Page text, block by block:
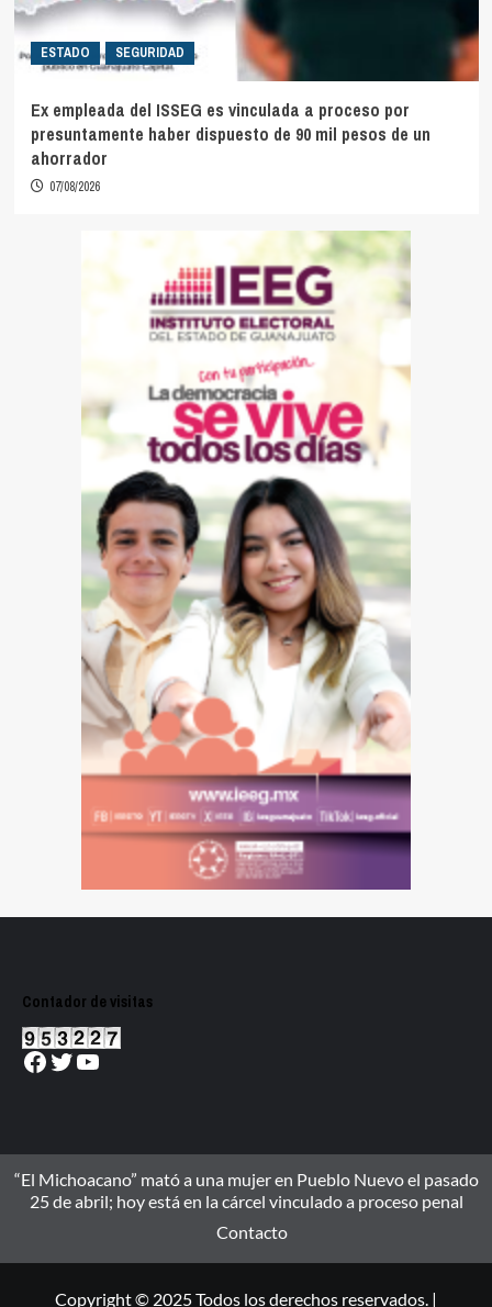
ESTADO SEGURIDAD
Ex empleada del ISSEG es vinculada a proceso por
presuntamente haber dispuesto de 90 mil pesos de un
ahorrador
07/08/2026
Contador de visitas
Facebook
Twitter
YouTube
“El Michoacano” mató a una mujer en Pueblo Nuevo el pasado
25 de abril; hoy está en la cárcel vinculado a proceso penal
Contacto
Copyright © 2025 Todos los derechos reservados. |